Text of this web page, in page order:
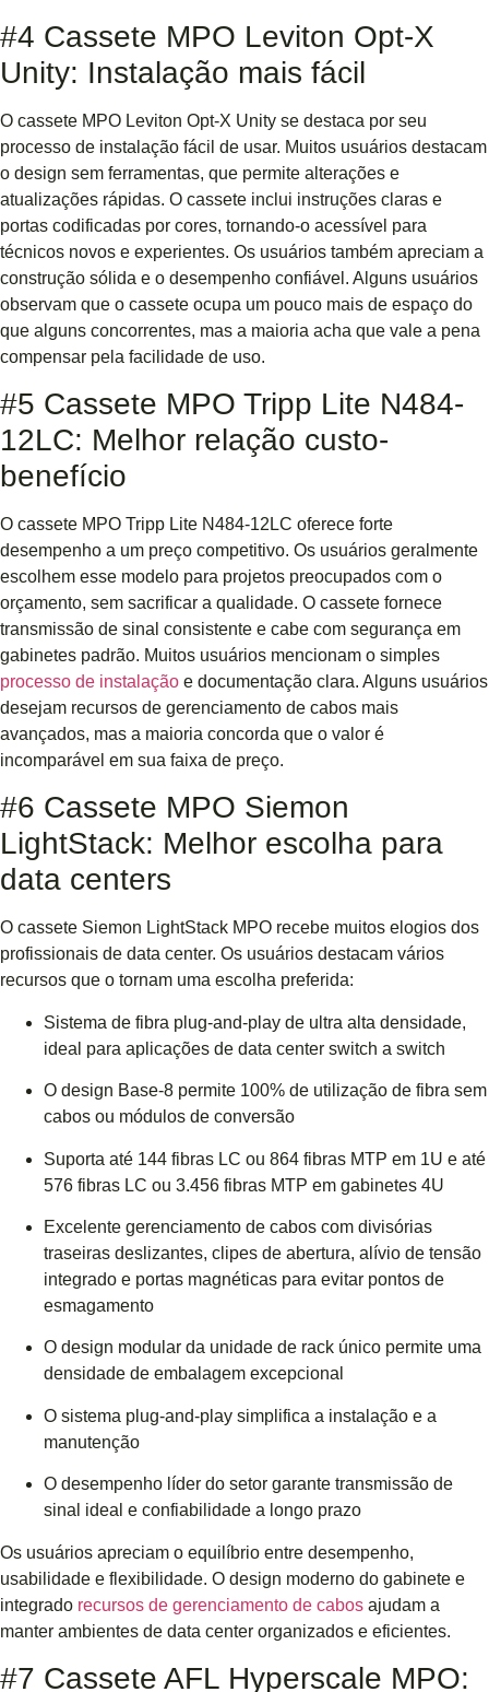
#4 Cassete MPO Leviton Opt-X
Unity: Instalação mais fácil
O cassete MPO Leviton Opt-X Unity se destaca por seu
processo de instalação fácil de usar. Muitos usuários destacam
o design sem ferramentas, que permite alterações e
atualizações rápidas. O cassete inclui instruções claras e
portas codificadas por cores, tornando-o acessível para
técnicos novos e experientes. Os usuários também apreciam a
construção sólida e o desempenho confiável. Alguns usuários
observam que o cassete ocupa um pouco mais de espaço do
que alguns concorrentes, mas a maioria acha que vale a pena
compensar pela facilidade de uso.
#5 Cassete MPO Tripp Lite N484-
12LC: Melhor relação custo-
benefício
O cassete MPO Tripp Lite N484-12LC oferece forte
desempenho a um preço competitivo. Os usuários geralmente
escolhem esse modelo para projetos preocupados com o
orçamento, sem sacrificar a qualidade. O cassete fornece
transmissão de sinal consistente e cabe com segurança em
gabinetes padrão. Muitos usuários mencionam o simples
processo de instalação e documentação clara. Alguns usuários
desejam recursos de gerenciamento de cabos mais
avançados, mas a maioria concorda que o valor é
incomparável em sua faixa de preço.
#6 Cassete MPO Siemon
LightStack: Melhor escolha para
data centers
O cassete Siemon LightStack MPO recebe muitos elogios dos
profissionais de data center. Os usuários destacam vários
recursos que o tornam uma escolha preferida:
Sistema de fibra plug-and-play de ultra alta densidade,
ideal para aplicações de data center switch a switch
O design Base-8 permite 100% de utilização de fibra sem
cabos ou módulos de conversão
Suporta até 144 fibras LC ou 864 fibras MTP em 1U e até
576 fibras LC ou 3.456 fibras MTP em gabinetes 4U
Excelente gerenciamento de cabos com divisórias
traseiras deslizantes, clipes de abertura, alívio de tensão
integrado e portas magnéticas para evitar pontos de
esmagamento
O design modular da unidade de rack único permite uma
densidade de embalagem excepcional
O sistema plug-and-play simplifica a instalação e a
manutenção
O desempenho líder do setor garante transmissão de
sinal ideal e confiabilidade a longo prazo
Os usuários apreciam o equilíbrio entre desempenho,
usabilidade e flexibilidade. O design moderno do gabinete e
integrado recursos de gerenciamento de cabos ajudam a
manter ambientes de data center organizados e eficientes.
#7 Cassete AFL Hyperscale MPO: